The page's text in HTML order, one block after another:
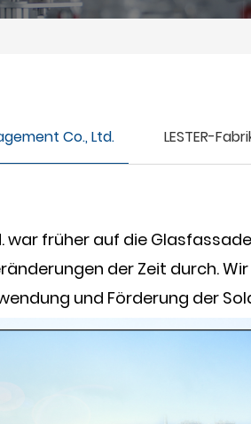
Co., Ltd. LESTER-
war früher auf die
der Zeit durch.
und Förderung der